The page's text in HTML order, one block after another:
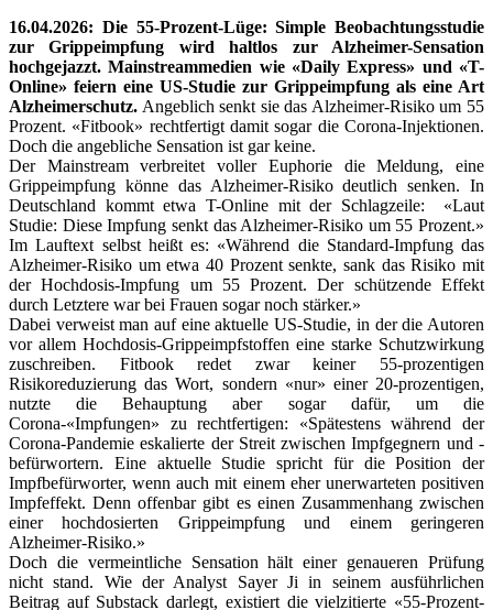
16.04.2026: Die 55-Prozent-Lüge: Simple Beobachtungsstudie
zur Grippeimpfung wird haltlos zur Alzheimer-Sensation
hochgejazzt. Mainstreammedien wie «Daily Express» und «T-
Online» feiern eine US-Studie zur Grippeimpfung als eine Art
Alzheimerschutz. Angeblich senkt sie das Alzheimer-Risiko um 55
Prozent. «Fitbook» rechtfertigt damit sogar die Corona-Injektionen.
Doch die angebliche Sensation ist gar keine.
Der Mainstream verbreitet voller Euphorie die Meldung, eine
Grippeimpfung könne das Alzheimer-Risiko deutlich senken. In
Deutschland kommt etwa T-Online mit der Schlagzeile: «Laut
Studie: Diese Impfung senkt das Alzheimer-Risiko um 55 Prozent.»
Im Lauftext selbst heißt es: «Während die Standard-Impfung das
Alzheimer-Risiko um etwa 40 Prozent senkte, sank das Risiko mit
der Hochdosis-Impfung um 55 Prozent. Der schützende Effekt
durch Letztere war bei Frauen sogar noch stärker.»
Dabei verweist man auf eine aktuelle US-Studie, in der die Autoren
vor allem Hochdosis-Grippeimpfstoffen eine starke Schutzwirkung
zuschreiben. Fitbook redet zwar keiner 55-prozentigen
Risikoreduzierung das Wort, sondern «nur» einer 20-prozentigen,
nutzte die Behauptung aber sogar dafür, um die
Corona-«Impfungen» zu rechtfertigen: «Spätestens während der
Corona-Pandemie eskalierte der Streit zwischen Impfgegnern und -
befürwortern. Eine aktuelle Studie spricht für die Position der
Impfbefürworter, wenn auch mit einem eher unerwarteten positiven
Impfeffekt. Denn offenbar gibt es einen Zusammenhang zwischen
einer hochdosierten Grippeimpfung und einem geringeren
Alzheimer-Risiko.»
Doch die vermeintliche Sensation hält einer genaueren Prüfung
nicht stand. Wie der Analyst Sayer Ji in seinem ausführlichen
Beitrag auf Substack darlegt, existiert die vielzitierte «55-Prozent-